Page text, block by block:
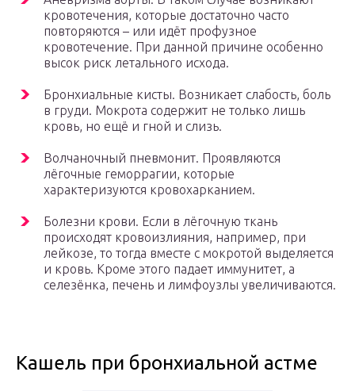
кровотечения, которые достаточно часто
повторяются – или идёт профузное
кровотечение. При данной причине особенно
высок риск летального исхода.
Бронхиальные кисты. Возникает слабость, боль
в груди. Мокрота содержит не только лишь
кровь, но ещё и гной и слизь.
Волчаночный пневмонит. Проявляются
лёгочные геморрагии, которые
характеризуются кровохарканием.
Болезни крови. Если в лёгочную ткань
происходят кровоизлияния, например, при
лейкозе, то тогда вместе с мокротой выделяется
и кровь. Кроме этого падает иммунитет, а
селезёнка, печень и лимфоузлы увеличиваются.
Кашель при бронхиальной астме